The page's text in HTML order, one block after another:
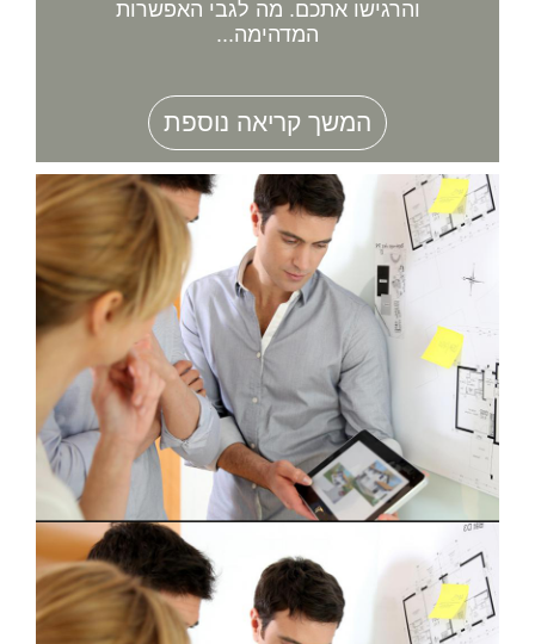
והרגישו אתכם. מה לגבי האפשרות
המדהימה...
המשך קריאה נוספת